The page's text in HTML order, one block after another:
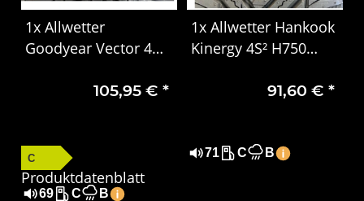
1x Allwetter
Goodyear Vector 4
205/60 R16 92H EVR
105,95 € *
C
Produktdatenblatt
69 C B
1x Allwetter Hankook
Kinergy 4S² H750
91,60 €*
71 C B